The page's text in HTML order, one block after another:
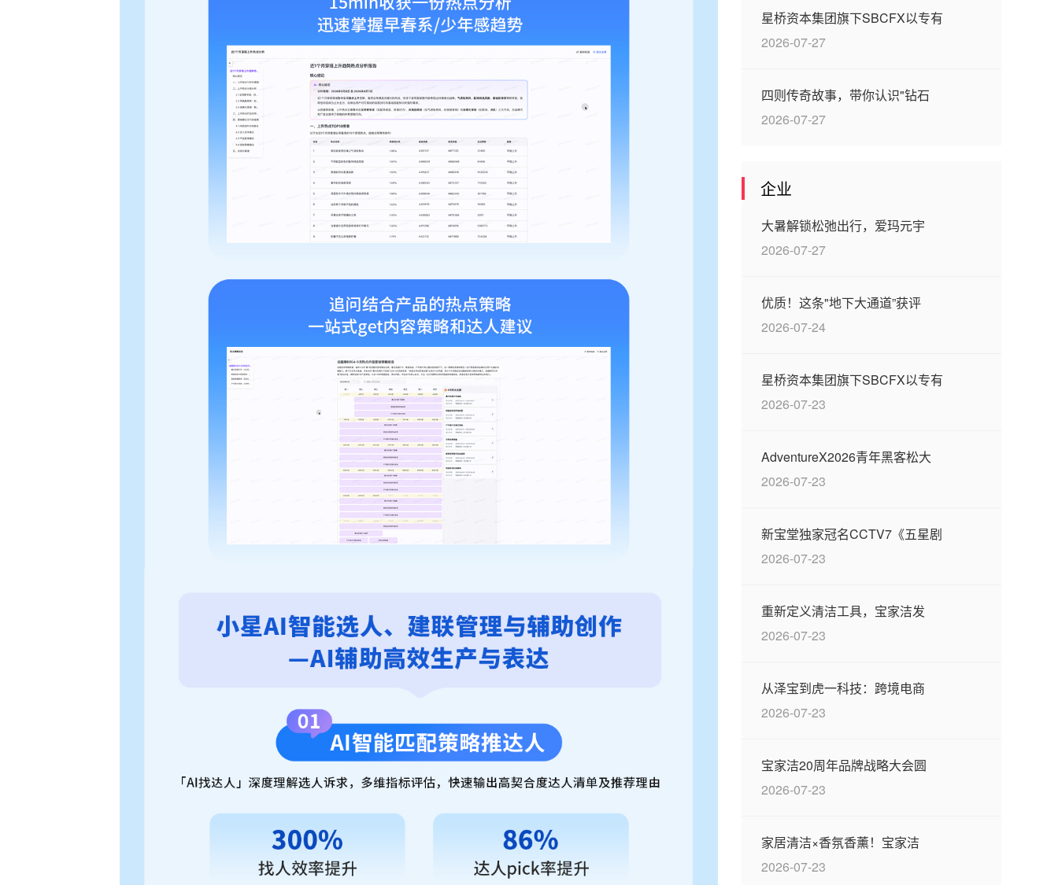
星桥资本集团旗下SBCFX以专有
2026-07-27
四则传奇故事，带你认识"钻石
2026-07-27
企业
大暑解锁松弛出行，爱玛元宇
2026-07-27
优质！这条"地下大通道”获评
2026-07-24
星桥资本集团旗下SBCFX以专有
2026-07-23
AdventureX2026青年黑客松大
2026-07-23
新宝堂独家冠名CCTV7《五星剧
2026-07-23
重新定义清洁工具，宝家洁发
2026-07-23
从泽宝到虎一科技：跨境电商
2026-07-23
宝家洁20周年品牌战略大会圆
2026-07-23
家居清洁×香氛香薰！宝家洁
2026-07-23